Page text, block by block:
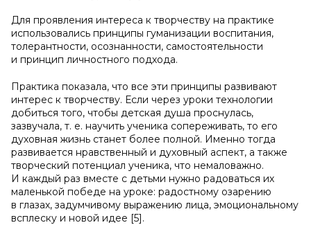
Для проявления интереса к творчеству на практике
использовались принципы гуманизации воспитания,
толерантности, осознанности, самостоятельности
и принцип личностного подхода.
Практика показала, что все эти принципы развивают
интерес к творчеству. Если через уроки технологии
добиться того, чтобы детская душа проснулась,
зазвучала, т. е. научить ученика сопереживать, то его
духовная жизнь станет более полной. Именно тогда
развивается нравственный и духовный аспект, а также
творческий потенциал ученика, что немаловажно.
И каждый раз вместе с детьми нужно радоваться их
маленькой победе на уроке: радостному озарению
в глазах, задумчивому выражению лица, эмоциональному
всплеску и новой идее [5].